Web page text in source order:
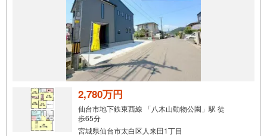
2,780万円
仙台市地下鉄東西線 「八木山動物公園」駅 徒
歩65分
宮城県仙台市太白区人来田1丁目